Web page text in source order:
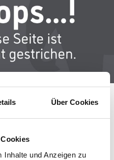
Über Cookies
Inhalte und Anzeigen zu